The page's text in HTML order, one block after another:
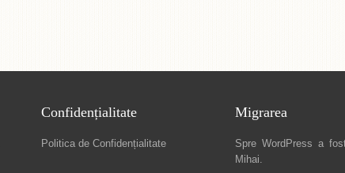
Confidențialitate
Politica de Confidențialitate
Migrarea
Spre WordPress a
Mihai.